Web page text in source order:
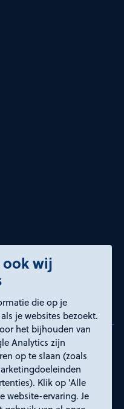
wij
die op je
je websites bezoekt.
het bijhouden van
Analytics zijn
op te slaan (zoals
Klik op 'Alle
website-ervaring. Je